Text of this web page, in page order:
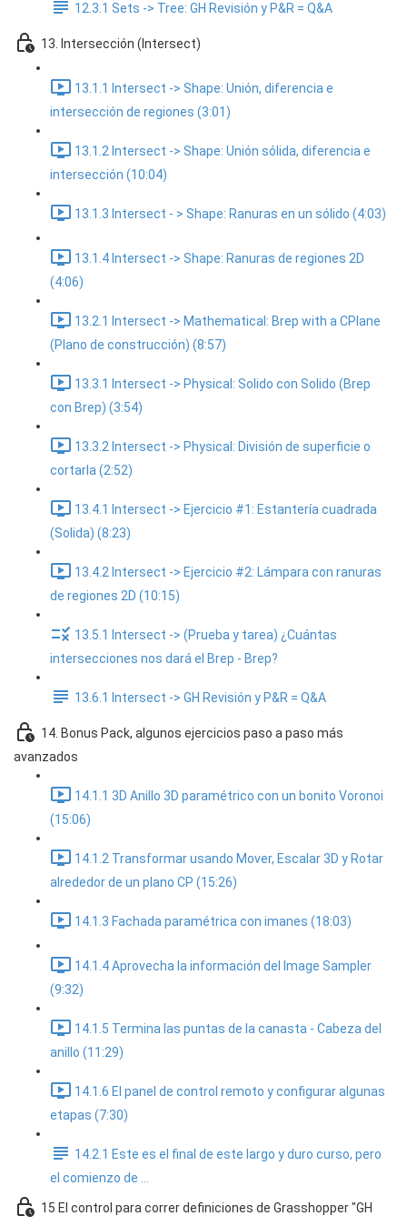
12.3.1 Sets -> Tree: GH Revisión y P&R = Q&A
13. Intersección (Intersect)
13.1.1 Intersect -> Shape: Unión, diferencia e
intersección de regiones (3:01)
13.1.2 Intersect -> Shape: Unión sólida, diferencia e
intersección (10:04)
13.1.3 Intersect - > Shape: Ranuras en un sólido (4:03)
13.1.4 Intersect -> Shape: Ranuras de regiones 2D
(4:06)
13.2.1 Intersect -> Mathematical: Brep with a CPlane
(Plano de construcción) (8:57)
13.3.1 Intersect -> Physical: Solido con Solido (Brep
con Brep) (3:54)
13.3.2 Intersect -> Physical: División de superficie o
cortarla (2:52)
13.4.1 Intersect -> Ejercicio #1: Estantería cuadrada
(Solida) (8:23)
13.4.2 Intersect -> Ejercicio #2: Lámpara con ranuras
de regiones 2D (10:15)
13.5.1 Intersect -> (Prueba y tarea) ¿Cuántas
intersecciones nos dará el Brep - Brep?
13.6.1 Intersect -> GH Revisión y P&R = Q&A
14. Bonus Pack, algunos ejercicios paso a paso más
avanzados
14.1.1 3D Anillo 3D paramétrico con un bonito Voronoi
(15:06)
14.1.2 Transformar usando Mover, Escalar 3D y Rotar
alrededor de un plano CP (15:26)
14.1.3 Fachada paramétrica con imanes (18:03)
14.1.4 Aprovecha la información del Image Sampler
(9:32)
14.1.5 Termina las puntas de la canasta - Cabeza del
anillo (11:29)
14.1.6 El panel de control remoto y configurar algunas
etapas (7:30)
14.2.1 Este es el final de este largo y duro curso, pero
el comienzo de ...
15 El control para correr definiciones de Grasshopper "GH